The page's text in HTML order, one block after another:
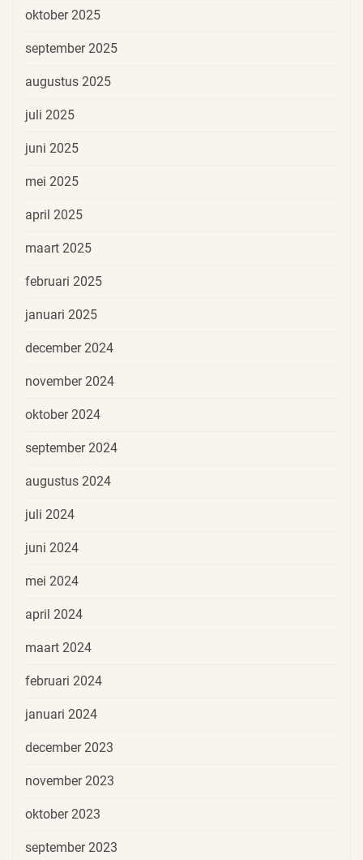
oktober 2025
september 2025
augustus 2025
juli 2025
juni 2025
mei 2025
april 2025
maart 2025
februari 2025
januari 2025
december 2024
november 2024
oktober 2024
september 2024
augustus 2024
juli 2024
juni 2024
mei 2024
april 2024
maart 2024
februari 2024
januari 2024
december 2023
november 2023
oktober 2023
september 2023